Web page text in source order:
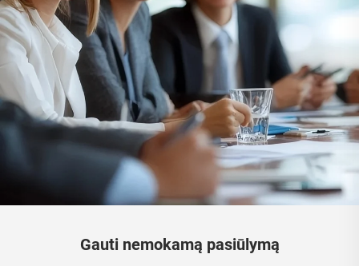
Gauti nemokamą pasiūlymą